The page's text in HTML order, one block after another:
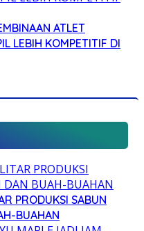
ATLET
LEBIH KOMPETITIF DI
PRODUKSI SABUN
BUAHAN